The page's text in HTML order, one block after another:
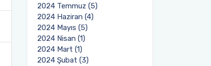
2024 Temmuz (5)
2024 Haziran (4)
2024 Mayıs (5)
2024 Nisan (1)
2024 Mart (1)
2024 Şubat (3)